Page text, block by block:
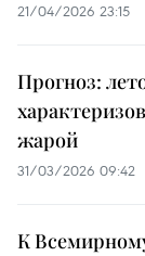
21/04/2026 23:15
Прогноз:
жарой
31/03/2026 09:42
К